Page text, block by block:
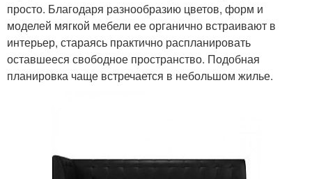
просто. Благодаря разнообразию цветов, форм и
моделей мягкой мебели ее органично встраивают в
интерьер, стараясь практично распланировать
оставшееся свободное пространство. Подобная
планировка чаще встречается в небольшом жилье.